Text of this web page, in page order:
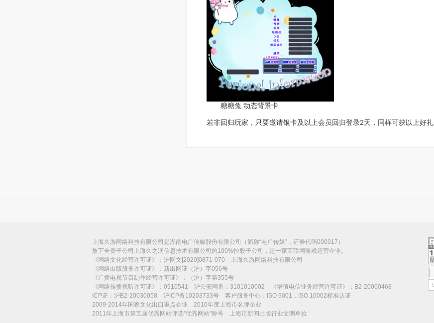
糖糖兔 动态背景卡
若非回归玩家，只要邀请银卡及以上会员回归登录2天，同样可获以上好礼
上海久游网络科技有限公司是湖南电广传媒股份有限公司（简称“电广传媒”，证券代码000917）
旗下全资子公司上海久之润信息技术有限公司的100%控股子公司，是一家互联网游戏运营企业。
《网络文化经营许可证》：沪网文[2020]0871-070 上海久游网络科技有限公司
《网络出版服务许可证》：新出网证（沪）字056号
《广播电视节目制作经营许可证》：（沪）字第355号
《网络传播视听许可证》：0910541 沪公安网备：3101010002 《增值电信业务经营许可证》：B2-20060468
ICP证：沪B2-20030058 沪ICP备10203733号 客户服务中心：ISO 9001，ISO 10002标准认证
2009-2014年国家文化出口重点企业 2010年度上海市名牌企业
2011年上海市第五届优秀网站评选"优秀网站"称号 上海市新闻出版行业文明单位